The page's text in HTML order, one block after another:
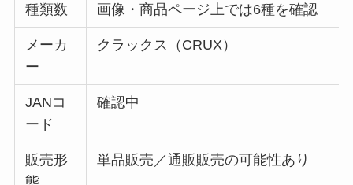
種類数 画像・商品ページ上では6種を確認
メーカ
ー
クラックス（CRUX）
JANコ
ード
確認中
販売形
態
単品販売／通販販売の可能性あり